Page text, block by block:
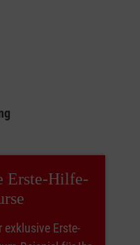
Erste-Hilfe-
exklusive Erste-